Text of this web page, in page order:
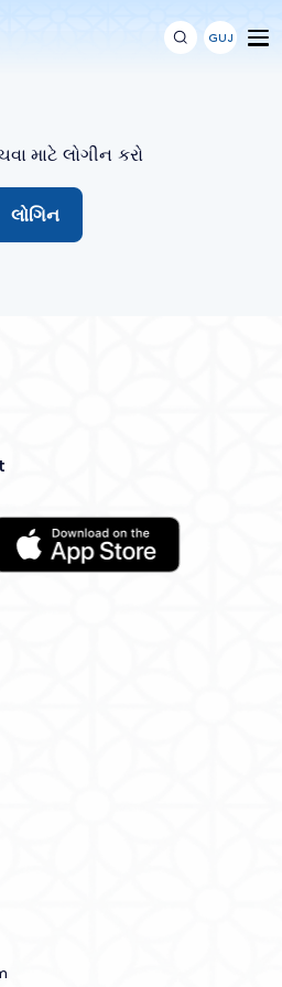
GUJ
માટે લોગીન કરો
લોગિન